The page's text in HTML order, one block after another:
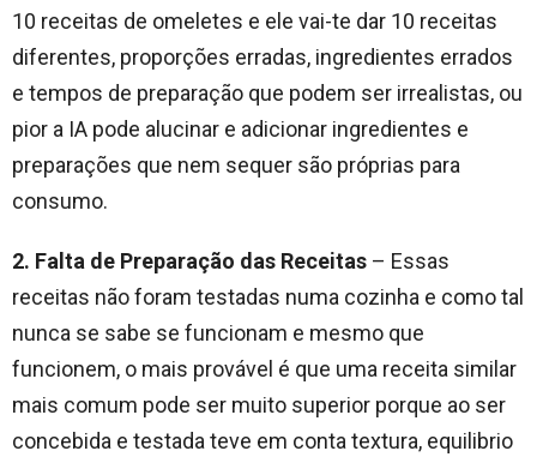
10 receitas de omeletes e ele vai-te dar 10 receitas
diferentes, proporções erradas, ingredientes errados
e tempos de preparação que podem ser irrealistas, ou
pior a IA pode alucinar e adicionar ingredientes e
preparações que nem sequer são próprias para
consumo.
2. Falta de Preparação das Receitas – Essas
receitas não foram testadas numa cozinha e como tal
nunca se sabe se funcionam e mesmo que
funcionem, o mais provável é que uma receita similar
mais comum pode ser muito superior porque ao ser
concebida e testada teve em conta textura, equilibrio